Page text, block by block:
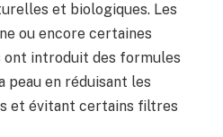
et biologiques. Les
ou encore certaines
ont introduit des formules
peau en réduisant les
et évitant certains filtres